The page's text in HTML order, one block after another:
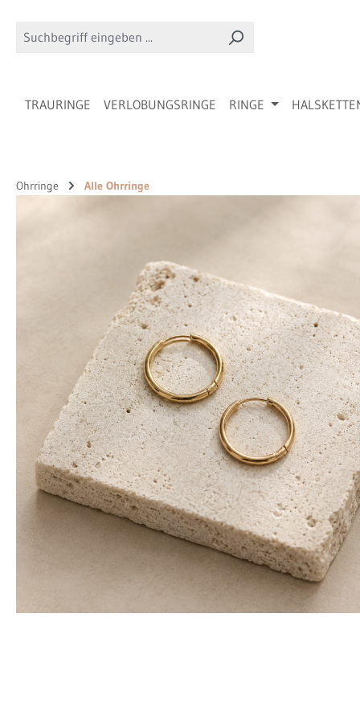
TRAURINGE VERLOBUNGSRINGE RINGE
Ohrringe Alle Ohrringe